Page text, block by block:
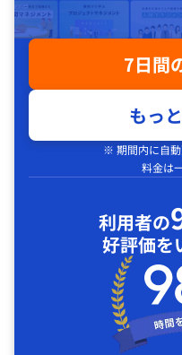
7日間
もっ
※ 期間内に自
料金は
利用者の
好評価を